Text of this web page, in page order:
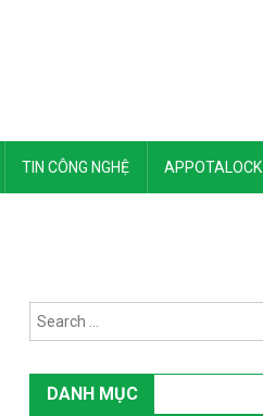
TIN CÔNG NGHỆ APPOTALOCK
DANH MỤC